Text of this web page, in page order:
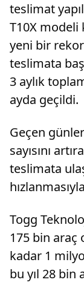
teslimat
T10X modeli
yeni bir
teslimata
3 aylık
ayda geçildi.
Geçen
sayısını
teslimata
Togg
175 bin araç
kadar 1
bu yıl 28 bin